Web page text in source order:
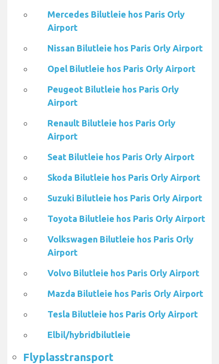
Mercedes Bilutleie hos Paris Orly
Airport
Nissan Bilutleie hos Paris Orly Airport
Opel Bilutleie hos Paris Orly Airport
Peugeot Bilutleie hos Paris Orly
Airport
Renault Bilutleie hos Paris Orly
Airport
Seat Bilutleie hos Paris Orly Airport
Skoda Bilutleie hos Paris Orly Airport
Suzuki Bilutleie hos Paris Orly Airport
Toyota Bilutleie hos Paris Orly Airport
Volkswagen Bilutleie hos Paris Orly
Airport
Volvo Bilutleie hos Paris Orly Airport
Mazda Bilutleie hos Paris Orly Airport
Tesla Bilutleie hos Paris Orly Airport
Elbil/hybridbilutleie
Flyplasstransport